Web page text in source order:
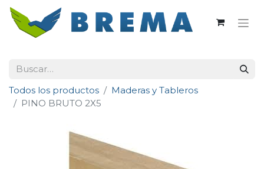
Todos los productos
Maderas y Tableros
PINO BRUTO 2X5